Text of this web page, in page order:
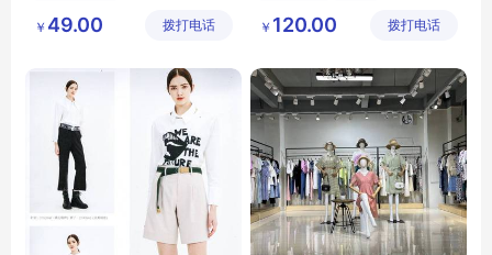
限公司
￥ 49.00 拨打电话
公司
￥ 120.00 拨打电话